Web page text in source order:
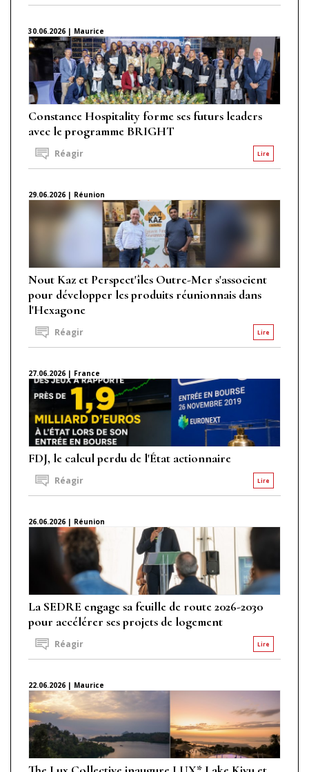
30.06.2026 | Maurice
Constance Hospitality forme ses futurs leaders
avec le programme BRIGHT
Lire
Réagir
29.06.2026 | Réunion
Nout Kaz et Perspect'îles Outre-Mer s'associent
pour développer les produits réunionnais dans
l'Hexagone
Lire
Réagir
27.06.2026 | France
FDJ, le calcul perdu de l'État actionnaire
Lire
Réagir
26.06.2026 | Réunion
La SEDRE engage sa feuille de route 2026-2030
pour accélérer ses projets de logement
Lire
Réagir
22.06.2026 | Maurice